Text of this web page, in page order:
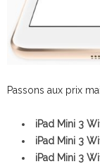
Passons aux prix
iPad Mini 3
iPad Mini 3
iPad Mini 3